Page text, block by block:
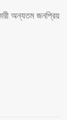
অন্যতম জনপ্রিয়